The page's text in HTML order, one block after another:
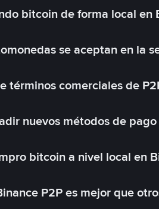
bitcoin de forma local en
se aceptan en la
términos comerciales de
nuevos métodos de
bitcoin a nivel local en
P2P es mejor que